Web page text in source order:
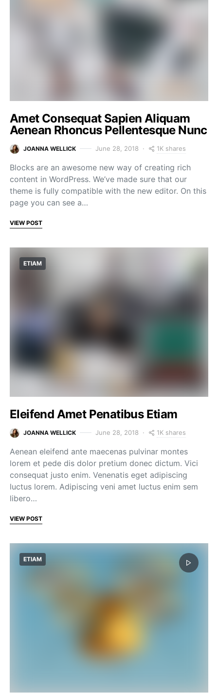
Amet Consequat Sapien Aliquam
Aenean Rhoncus Pellentesque Nunc
JOANNA WELLICK June 28, 2018 1K shares
Blocks are an awesome new way of creating rich
content in WordPress. We’ve made sure that our
theme is fully compatible with the new editor. On this
page you can see a…
VIEW POST
ETIAM
Eleifend Amet Penatibus Etiam
JOANNA WELLICK June 28, 2018 1K shares
Aenean eleifend ante maecenas pulvinar montes
lorem et pede dis dolor pretium donec dictum. Vici
consequat justo enim. Venenatis eget adipiscing
luctus lorem. Adipiscing veni amet luctus enim sem
libero…
VIEW POST
ETIAM